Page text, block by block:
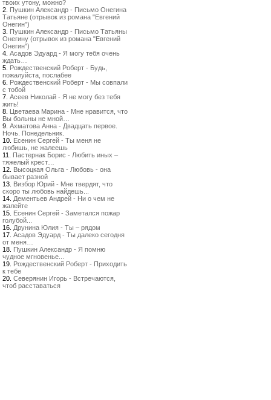
твоих утону, можно?
2. Пушкин Александр - Письмо Онегина
Татьяне (отрывок из романа "Евгений
Онегин")
3. Пушкин Александр - Письмо Татьяны
Онегину (отрывок из романа "Евгений
Онегин")
4. Асадов Эдуард - Я могу тебя очень
ждать…
5. Рождественский Роберт - Будь,
пожалуйста, послабее
6. Рождественский Роберт - Мы совпали
с тобой
7. Асеев Николай - Я не могу без тебя
жить!
8. Цветаева Марина - Мне нравится, что
Вы больны не мной…
9. Ахматова Анна - Двадцать первое.
Ночь. Понедельник.
10. Есенин Сергей - Ты меня не
любишь, не жалеешь
11. Пастернак Борис - Любить иных –
тяжелый крест…
12. Высоцкая Ольга - Любовь - она
бывает разной
13. Визбор Юрий - Мне твердят, что
скоро ты любовь найдешь...
14. Дементьев Андрей - Ни о чем не
жалейте
15. Есенин Сергей - Заметался пожар
голубой...
16. Друнина Юлия - Ты – рядом
17. Асадов Эдуард - Ты далеко сегодня
от меня…
18. Пушкин Александр - Я помню
чудное мгновенье...
19. Рождественский Роберт - Приходить
к тебе
20. Северянин Игорь - Встречаются,
чтоб расставаться